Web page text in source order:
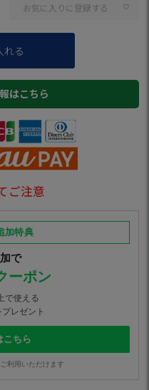
お気に入りに登録する
れる
はこちら
ご注意
加特典
で
ーポン
で使える
レゼント
こちら
利用いただけます